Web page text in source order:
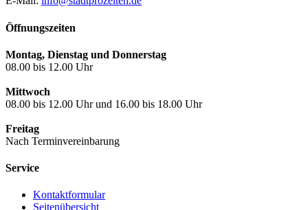
Öffnungszeiten
Montag, Dienstag und Donnerstag
08.00 bis 12.00 Uhr
Mittwoch
08.00 bis 12.00 Uhr und 16.00 bis 18.00 Uhr
Freitag
Nach Terminvereinbarung
Service
Kontaktformular
Seitenübersicht